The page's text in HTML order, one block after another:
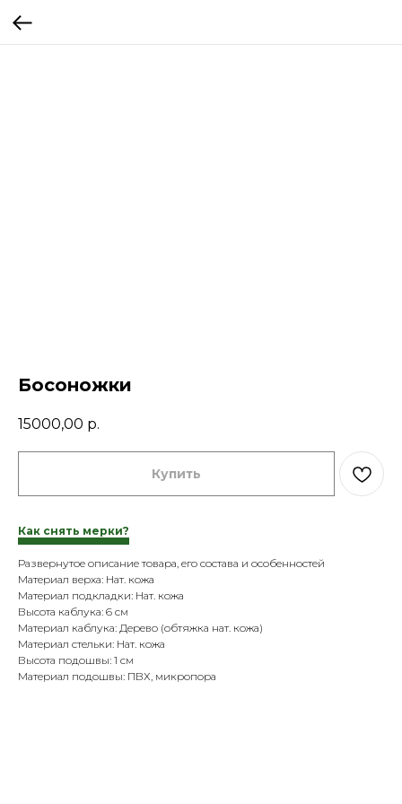
Босоножки
15000,00 р.
Купить
Как снять мерки?
Развернутое описание товара, его состава и особенностей
Материал верха: Нат. кожа
Материал подкладки: Нат. кожа
Высота каблука: 6 см
Материал каблука: Дерево (обтяжка нат. кожа)
Материал стельки: Нат. кожа
Высота подошвы: 1 см
Материал подошвы: ПВХ, микропора